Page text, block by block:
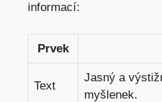
informací:
Prvek
Text
Jasný a
myšlenek.